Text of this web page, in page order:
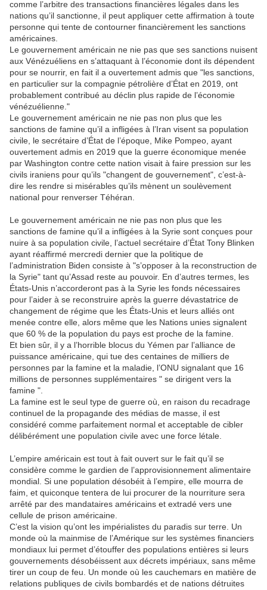
comme l’arbitre des transactions financières légales dans les
nations qu’il sanctionne, il peut appliquer cette affirmation à toute
personne qui tente de contourner financièrement les sanctions
américaines.
Le gouvernement américain ne nie pas que ses sanctions nuisent
aux Vénézuéliens en s’attaquant à l’économie dont ils dépendent
pour se nourrir, en fait il a ouvertement admis que "les sanctions,
en particulier sur la compagnie pétrolière d’État en 2019, ont
probablement contribué au déclin plus rapide de l’économie
vénézuélienne."
Le gouvernement américain ne nie pas non plus que les
sanctions de famine qu’il a infligées à l’Iran visent sa population
civile, le secrétaire d’État de l’époque, Mike Pompeo, ayant
ouvertement admis en 2019 que la guerre économique menée
par Washington contre cette nation visait à faire pression sur les
civils iraniens pour qu’ils "changent de gouvernement", c’est-à-
dire les rendre si misérables qu’ils mènent un soulèvement
national pour renverser Téhéran.
Le gouvernement américain ne nie pas non plus que les
sanctions de famine qu’il a infligées à la Syrie sont conçues pour
nuire à sa population civile, l’actuel secrétaire d’État Tony Blinken
ayant réaffirmé mercredi dernier que la politique de
l’administration Biden consiste à "s’opposer à la reconstruction de
la Syrie" tant qu’Assad reste au pouvoir. En d’autres termes, les
États-Unis n’accorderont pas à la Syrie les fonds nécessaires
pour l’aider à se reconstruire après la guerre dévastatrice de
changement de régime que les États-Unis et leurs alliés ont
menée contre elle, alors même que les Nations unies signalent
que 60 % de la population du pays est proche de la famine.
Et bien sûr, il y a l’horrible blocus du Yémen par l’alliance de
puissance américaine, qui tue des centaines de milliers de
personnes par la famine et la maladie, l’ONU signalant que 16
millions de personnes supplémentaires " se dirigent vers la
famine ".
La famine est le seul type de guerre où, en raison du recadrage
continuel de la propagande des médias de masse, il est
considéré comme parfaitement normal et acceptable de cibler
délibérément une population civile avec une force létale.
L’empire américain est tout à fait ouvert sur le fait qu’il se
considère comme le gardien de l’approvisionnement alimentaire
mondial. Si une population désobéit à l’empire, elle mourra de
faim, et quiconque tentera de lui procurer de la nourriture sera
arrêté par des mandataires américains et extradé vers une
cellule de prison américaine.
C’est la vision qu’ont les impérialistes du paradis sur terre. Un
monde où la mainmise de l’Amérique sur les systèmes financiers
mondiaux lui permet d’étouffer des populations entières si leurs
gouvernements désobéissent aux décrets impériaux, sans même
tirer un coup de feu. Un monde où les cauchemars en matière de
relations publiques de civils bombardés et de nations détruites